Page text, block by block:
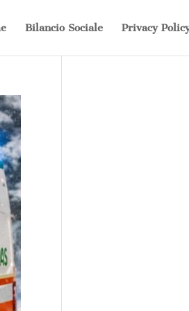
Bilancio Sociale Privacy